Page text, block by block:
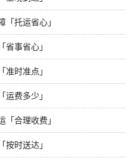
托运省心」
事省心」
时准点」
费多少」
合理收费」
时送达」